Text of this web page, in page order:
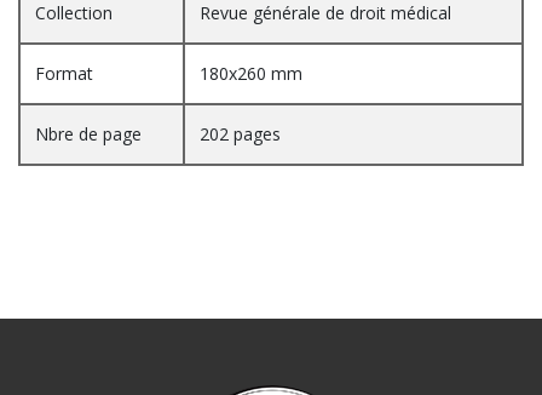
Collection Revue générale de droit médical
Format 180x260 mm
Nbre de page 202 pages